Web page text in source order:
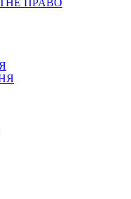
ПРАВО